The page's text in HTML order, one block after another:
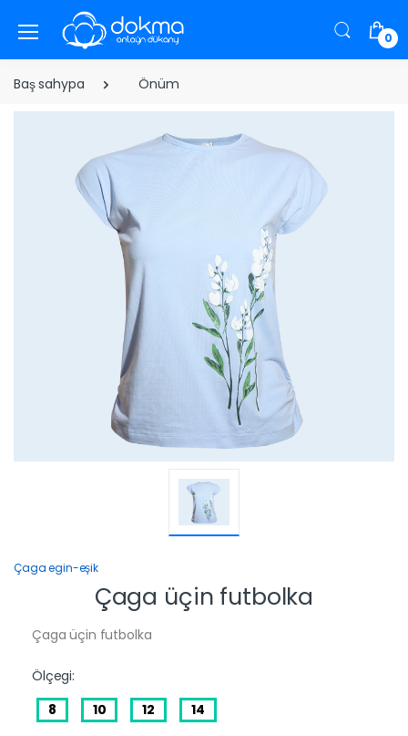
0
Baş sahypa Önüm
Çaga egin-eşik
Çaga üçin futbolka
Çaga üçin futbolka
Ölçegi:
8
10 12 14